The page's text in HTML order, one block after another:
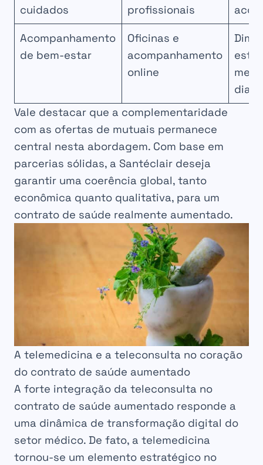
cuidados
profissionais
Acompanhamento
de bem-estar
Oficinas e
acompanhamento
online
dia
Vale destacar que a complementaridade
com as ofertas de mutuais permanece
central nesta abordagem. Com base em
parcerias sólidas, a Santéclair deseja
garantir uma coerência global, tanto
econômica quanto qualitativa, para um
contrato de saúde realmente aumentado.
A telemedicina e a teleconsulta no coração
do contrato de saúde aumentado
A forte integração da teleconsulta no
contrato de saúde aumentado responde a
uma dinâmica de transformação digital do
setor médico. De fato, a telemedicina
tornou-se um elemento estratégico no